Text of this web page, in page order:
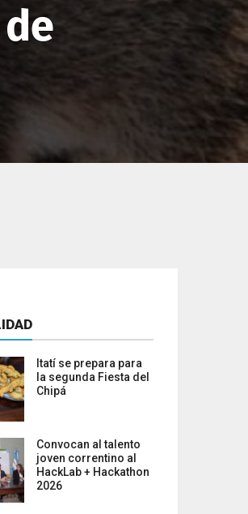
Itatí se prepara para
la segunda Fiesta del
Chipá
Convocan al talento
joven correntino al
HackLab + Hackathon
2026